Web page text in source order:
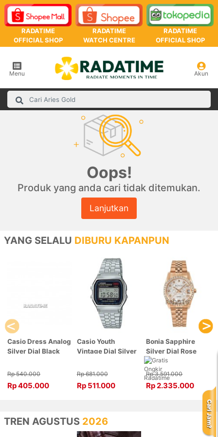
RADATIME
OFFICIAL SHOP
RADATIME
WATCH CENTRE
RADATIME
OFFICIAL SHOP
Menu Akun
Oops!
Produk yang anda cari tidak ditemukan.
Lanjutkan
YANG SELALU DIBURU KAPANPUN
Casio Dress Analog
Silver Dial Black
Silver LTP-V007L-
Rp 540.000
Rp 405.000
Casio Youth
Vintage Dial Silver
Case Silver
Rp 681.000
Rp 511.000
Bonia Sapphire
Silver Dial Rose
Gold Stainless
Steel, Case Rose
Gold BNB10550-
3516S
Rp 3.591.000
Rp 2.335.000
TREN AGUSTUS 2026